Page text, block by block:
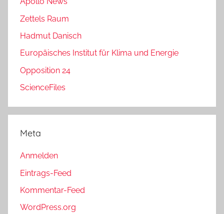
Zettels Raum
Hadmut Danisch
Europäisches Institut für Klima und Energie
Opposition 24
ScienceFiles
Meta
Anmelden
Eintrags-Feed
Kommentar-Feed
WordPress.org